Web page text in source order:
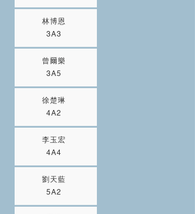
林博恩
3A3
曾爾樂
3A5
徐楚琳
4A2
李玉宏
4A4
劉天藍
5A2